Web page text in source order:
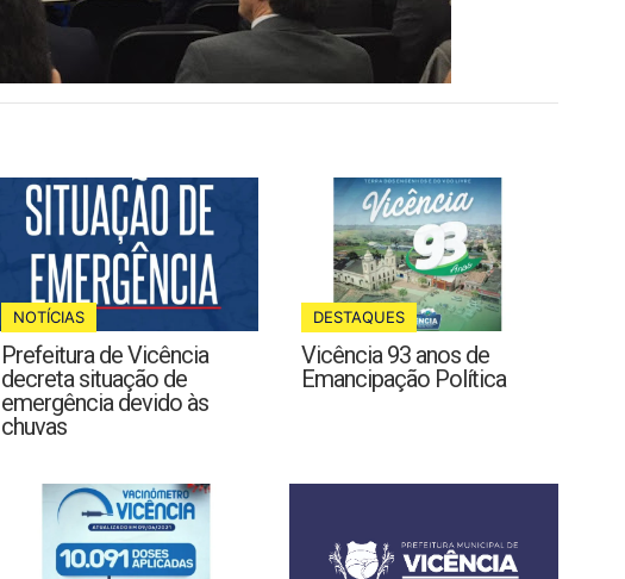
NOTÍCIAS
Prefeitura de Vicência
decreta situação de
emergência devido às
chuvas
DESTAQUES
Vicência 93 anos de
Emancipação Política